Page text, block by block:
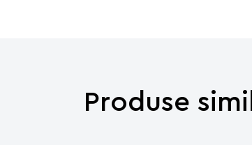
Produse